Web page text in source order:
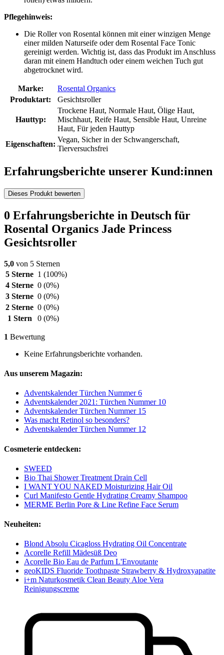
Pflegehinweis:
Die Roller von Rosental können mit einer winzigen Menge
einer milden Naturseife oder dem Rosental Face Tonic
gereinigt werden. Wichtig ist, dass das Produkt im Anschluss
daran mit einem Handtuch oder einem weichen Tuch gut
abgetrocknet wird.
Marke:
Rosental Organics
Produktart:
Gesichtsroller
Hauttyp:
Trockene Haut, Normale Haut, Ölige Haut,
Mischhaut, Reife Haut, Sensible Haut, Unreine
Haut, Für jeden Hauttyp
Eigenschaften:
Vegan, Sicher in der Schwangerschaft,
Tierversuchsfrei
Erfahrungsberichte unserer Kund:innen
Dieses Produkt bewerten
0 Erfahrungsberichte in Deutsch für
Rosental Organics Jade Princess
Gesichtsroller
5,0 von 5 Sternen
5 Sterne 1 (100%)
4 Sterne 0 (0%)
3 Sterne 0 (0%)
2 Sterne 0 (0%)
1 Stern
0 (0%)
1 Bewertung
Keine Erfahrungsberichte vorhanden.
Aus unserem Magazin:
Adventskalender Türchen Nummer 6
Adventskalender 2021: Türchen Nummer 10
Adventskalender Türchen Nummer 15
Was macht Retinol so besonders?
Adventskalender Türchen Nummer 12
Cosmeterie entdecken:
SWEED
Bio Thai Shower Treatment Drain Cell
I WANT YOU NAKED Moisturizing Hair Oil
Curl Manifesto Gentle Hydrating Creamy Shampoo
MERME Berlin Pore & Line Refine Face Serum
Neuheiten:
Blond Absolu Cicagloss Hydrating Oil Concentrate
Acorelle Refill Mädesüß Deo
Acorelle Bio Eau de Parfum L'Envoutante
geoKIDS Fluoride Toothpaste Strawberry & Hydroxyapatite
i+m Naturkosmetik Clean Beauty Aloe Vera
Reinigungscreme